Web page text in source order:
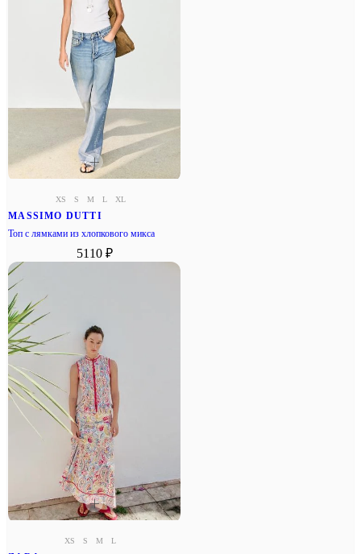
XS S M L XL
MASSIMO DUTTI
Топ с лямками из хлопкового микса
5110 ₽
XS S M L